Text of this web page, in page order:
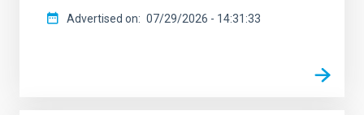
Advertised on 07/29/2026 - 14:31:33